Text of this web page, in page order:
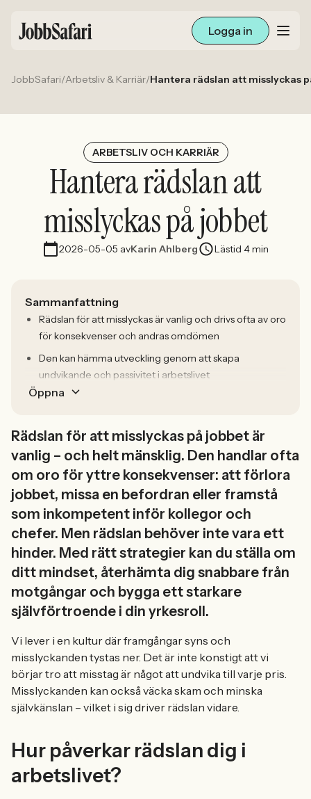
Logga in
Lediga jobb
Arbetsliv och karriär
För arbetsgivare
Skapa annons
Sök med AI
JobbSafari/Arbetsliv & Karriär/Hantera rädslan att misslyckas
ARBETSLIV OCH KARRIÄR
Hantera rädslan att
misslyckas på jobbet
2026-05-05 avKarin Ahlberg Lästid 4 min
Sammanfattning
Rädslan för att misslyckas är vanlig och drivs ofta av oro
för konsekvenser och andras omdömen
Den kan hämma utveckling genom att skapa
undvikande och passivitet i arbetslivet
Öppna
Rädslan för att misslyckas på jobbet är
vanlig – och helt mänsklig. Den handlar ofta
om oro för yttre konsekvenser: att förlora
jobbet, missa en befordran eller framstå
som inkompetent inför kollegor och
chefer. Men rädslan behöver inte vara ett
hinder. Med rätt strategier kan du ställa om
ditt mindset, återhämta dig snabbare från
motgångar och bygga ett starkare
självförtroende i din yrkesroll.
Vi lever i en kultur där framgångar syns och
misslyckanden tystas ner. Det är inte konstigt att vi
börjar tro att misstag är något att undvika till varje pris.
Misslyckanden kan också väcka skam och minska
självkänslan – vilket i sig driver rädslan vidare.
Hur påverkar rädslan dig i
arbetslivet?